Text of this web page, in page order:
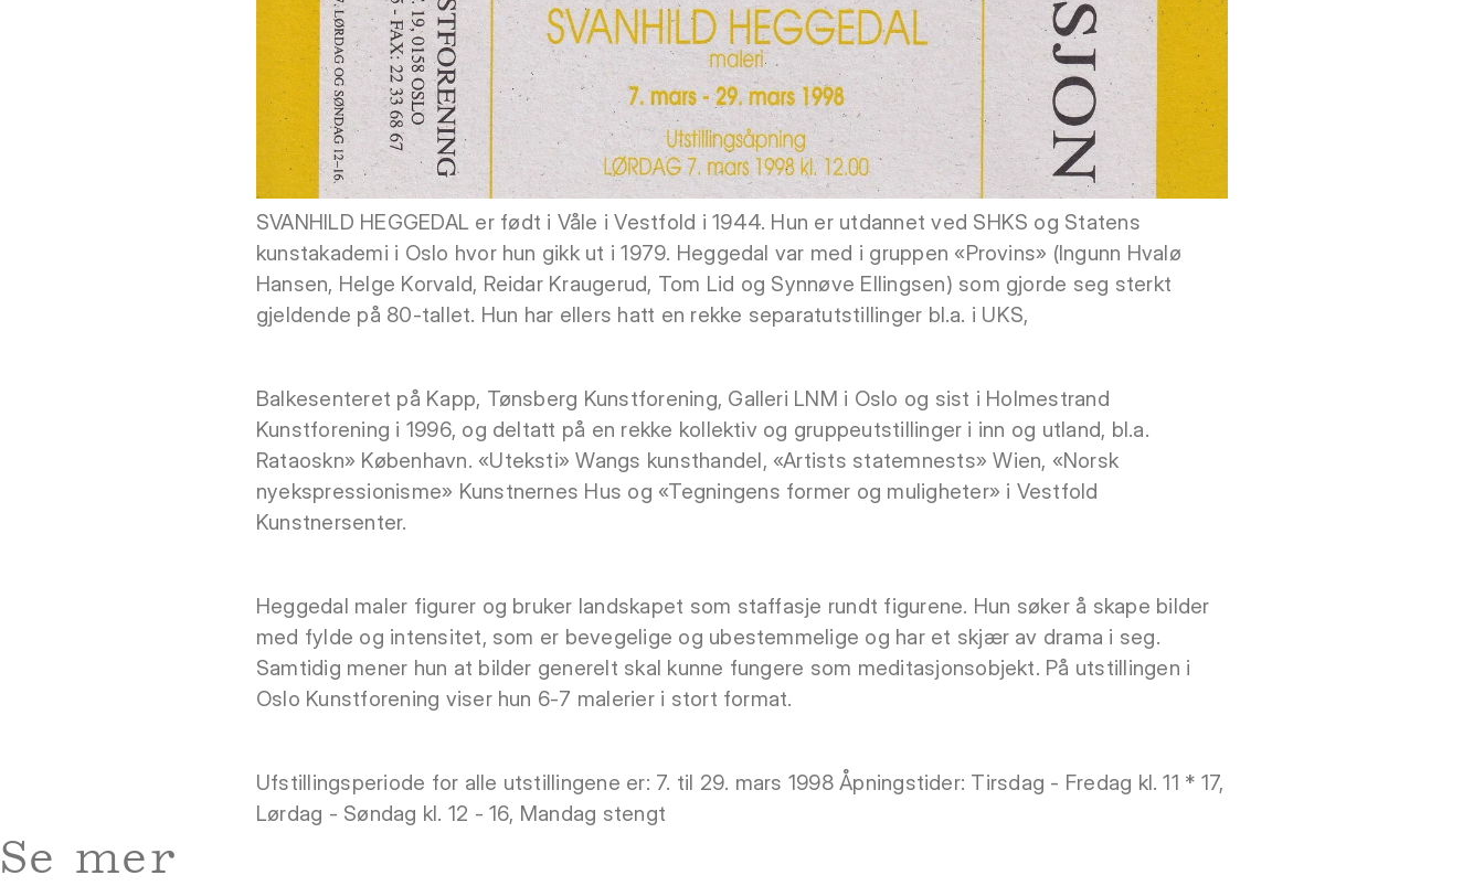
SVANHILD HEGGEDAL er født i Våle i Vestfold i 1944. Hun er utdannet ved SHKS og Statens
kunstakademi i Oslo hvor hun gikk ut i 1979. Heggedal var med i gruppen «Provins» (Ingunn Hvalø
Hansen, Helge Korvald, Reidar Kraugerud, Tom Lid og Synnøve Ellingsen) som gjorde seg sterkt
gjeldende på 80-tallet. Hun har ellers hatt en rekke separatutstillinger bl.a. i UKS,
Balkesenteret på Kapp, Tønsberg Kunstforening, Galleri LNM i Oslo og sist i Holmestrand
Kunstforening i 1996, og deltatt på en rekke kollektiv og gruppeutstillinger i inn og utland, bl.a.
Rataoskn» København. «Uteksti» Wangs kunsthandel, «Artists statemnests» Wien, «Norsk
nyekspressionisme» Kunstnernes Hus og «Tegningens former og muligheter» i Vestfold
Kunstnersenter.
Heggedal maler figurer og bruker landskapet som staffasje rundt figurene. Hun søker å skape bilder
med fylde og intensitet, som er bevegelige og ubestemmelige og har et skjær av drama i seg.
Samtidig mener hun at bilder generelt skal kunne fungere som meditasjonsobjekt. På utstillingen i
Oslo Kunstforening viser hun 6-7 malerier i stort format.
Ufstillingsperiode for alle utstillingene er: 7. til 29. mars 1998 Åpningstider: Tirsdag - Fredag kl. 11 * 17,
Lørdag - Søndag kl. 12 - 16, Mandag stengt
Se mer